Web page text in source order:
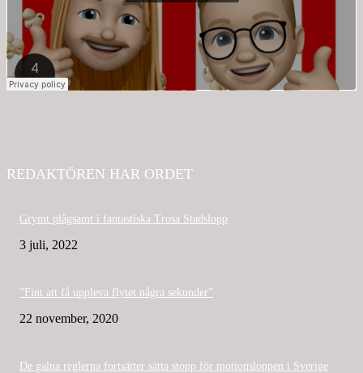
REDAKTÖREN HAR ORDET
Grymt plågsamt i fantastiska Trosa Stadslopp
3 juli, 2022
”Fint att få uppleva flytet några sekunder”
22 november, 2020
De galna reglerna fortsätter sätta stopp för motionsloppen i Sverige